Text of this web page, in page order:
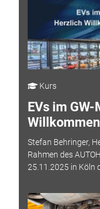
Kurs
EVs im
Stefan Behringer,
Rahmen des
25.11.2025 in Köln